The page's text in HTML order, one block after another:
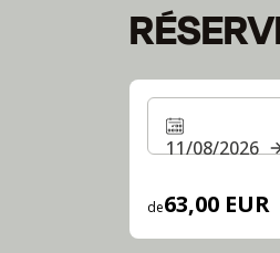
11/08/2026
de63,00 EUR